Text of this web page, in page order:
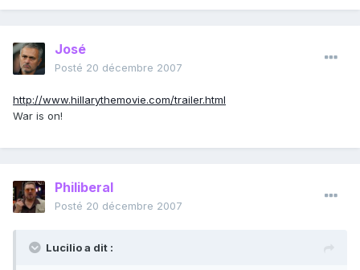
José
Posté 20 décembre 2007
http://www.hillarythemovie.com/trailer.html
War is on!
Philiberal
Posté 20 décembre 2007
Lucilio a dit :